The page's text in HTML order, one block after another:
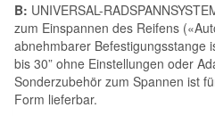
B: UNIVERSAL-
zum Einspannen des Reifens
abnehmbarer Befestigungsstange
bis 30” ohne Einstellungen oder
Sonderzubehör zum Spannen ist
Form lieferbar.